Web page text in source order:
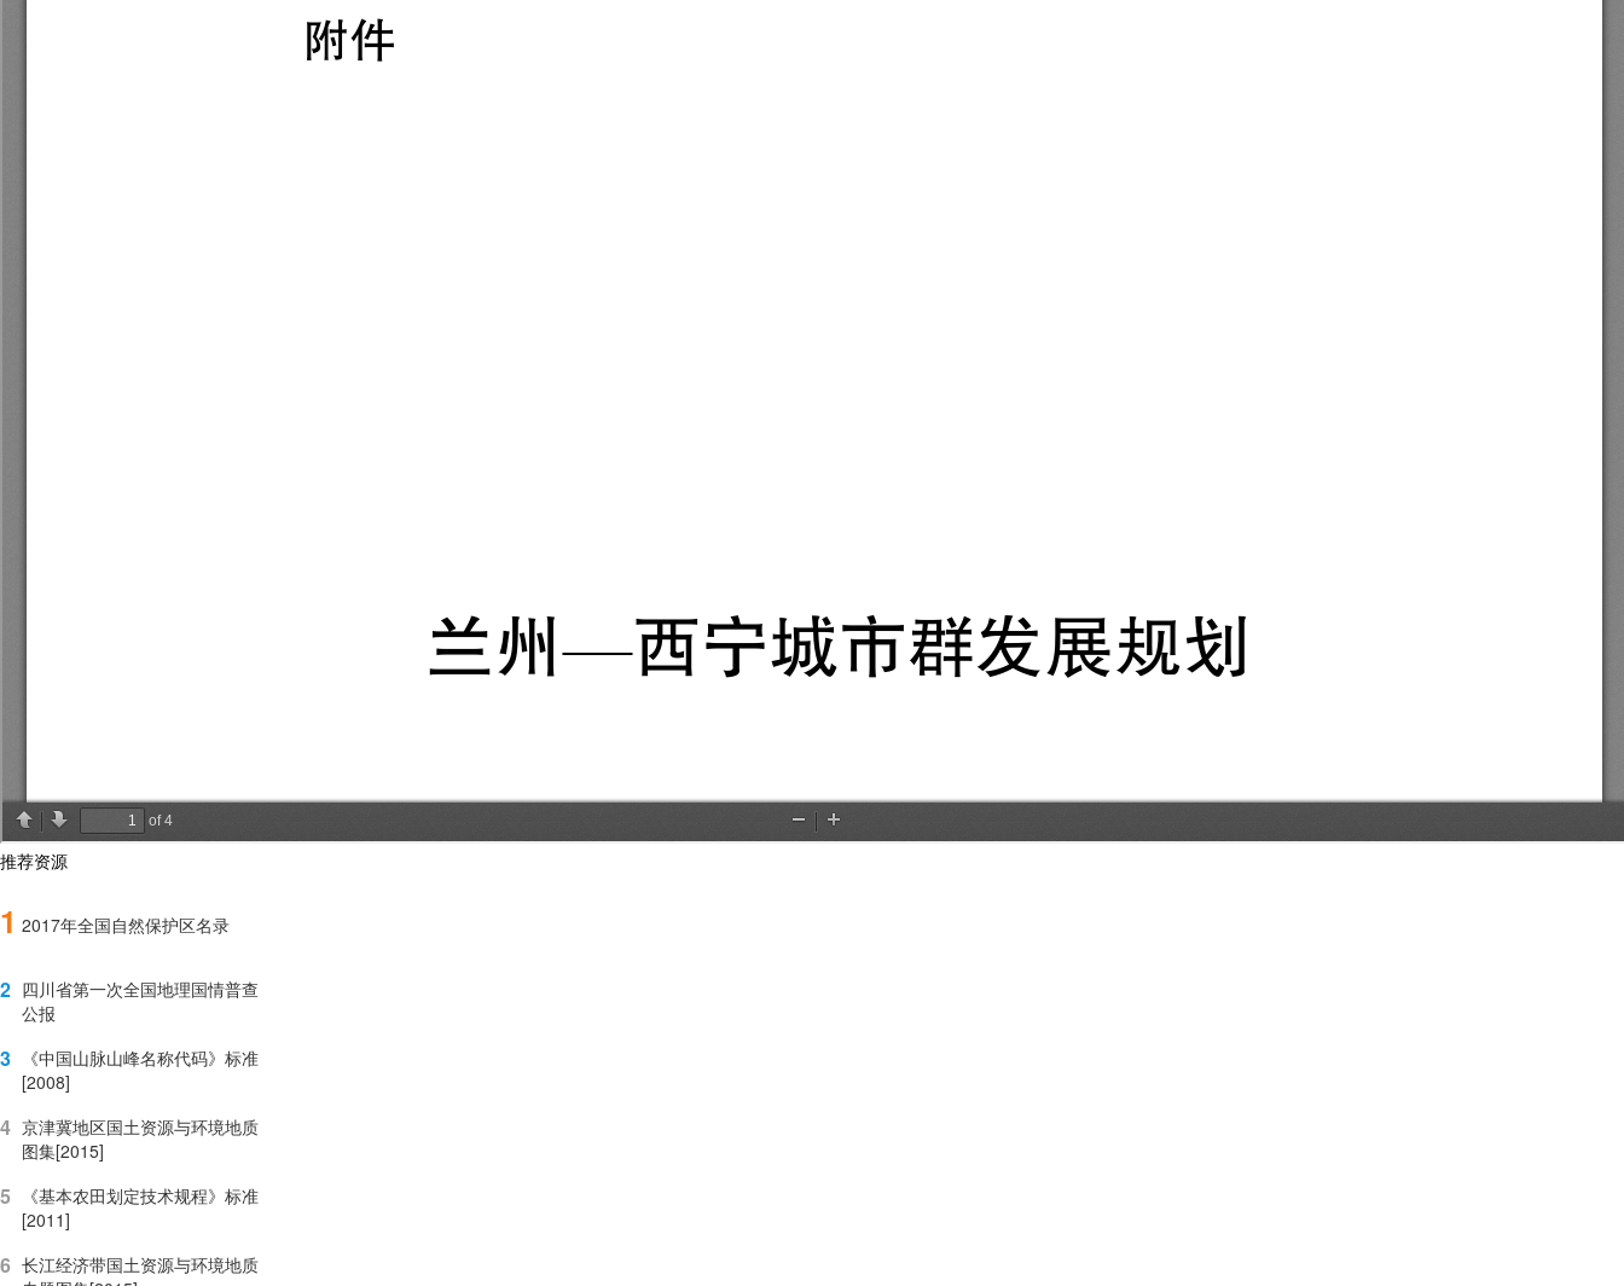
推荐资源
1 2017年全国自然保护区名录
2 四川省第一次全国地理国情普查
公报
3
《中国山脉山峰名称代码》标准
[2008]
4 京津冀地区国土资源与环境地质
图集[2015]
5
《基本农田划定技术规程》标准
[2011]
6 长江经济带国土资源与环境地质